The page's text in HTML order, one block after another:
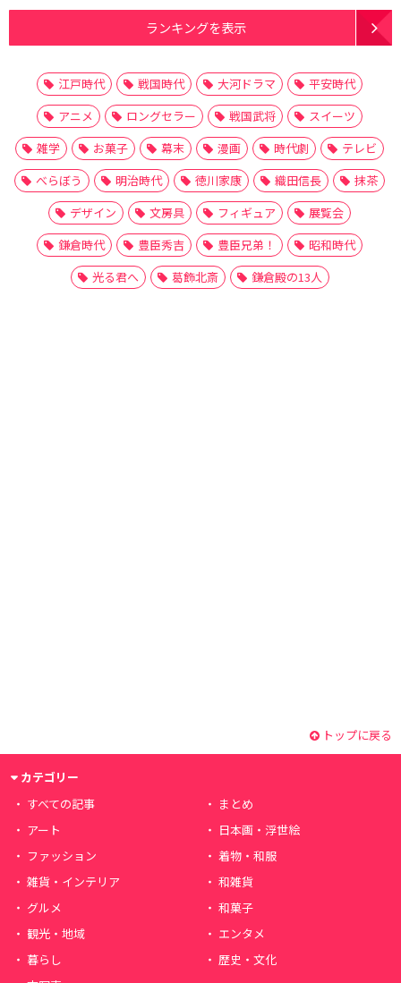
ランキングを表示
江戸時代 戦国時代 大河ドラマ
平安時代
アニメ
ロングセラー 戦国武将
スイーツ
雑学
お菓子 幕末 漫画 時代劇
テレビ
べらぼう
明治時代 徳川家康 織田信長
抹茶
デザイン
文房具 フィギュア
展覧会
鎌倉時代
豊臣秀吉 豊臣兄弟！
昭和時代
光る君へ
葛飾北斎 鎌倉殿の13人
トップに戻る
カテゴリー
すべての記事
まとめ
アート
日本画・浮世絵
ファッション
着物・和服
雑貨・インテリア
和雑貨
グルメ
和菓子
観光・地域
エンタメ
暮らし
歴史・文化